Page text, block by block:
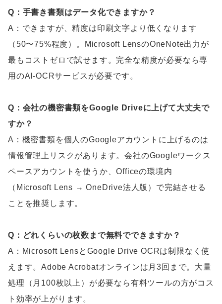
Q：手書き書類はデータ化できますか？
A：できますが、精度は印刷文字より低くなります
（50〜75%程度）。Microsoft LensのOneNote出力が
最もコストゼロで試せます。完全な精度が必要なら専
用のAI-OCRサービスが必要です。
Q：会社の機密書類をGoogle Driveに上げて大丈夫で
すか？
A：機密書類を個人のGoogleアカウントに上げるのは
情報管理上リスクがあります。会社のGoogleワークス
ペースアカウントを使うか、Officeの環境内
（Microsoft Lens → OneDrive法人版）で完結させる
ことを推奨します。
Q：どれくらいの枚数まで無料でできますか？
A：Microsoft LensとGoogle Drive OCRは制限なく使
えます。Adobe Acrobatオンラインは月3回まで。大量
処理（月100枚以上）が必要なら有料ツールの方がコス
ト効率が上がります。